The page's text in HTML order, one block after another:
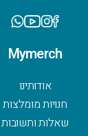
Mymerch
אודותינו
חנויות מומלצות
שאלות ותשובות